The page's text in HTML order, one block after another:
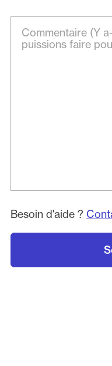
Besoin d'aide ?